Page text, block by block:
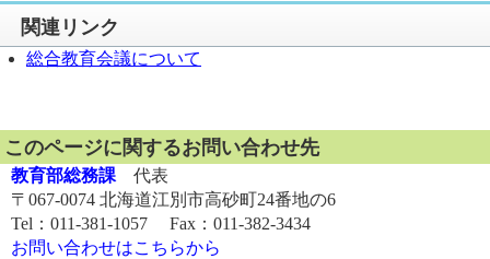
関連リンク
総合教育会議について
このページに関するお問い合わせ先
教育部総務課代表
〒067-0074 北海道江別市高砂町24番地の6
Tel：011-381-1057 Fax：011-382-3434
お問い合わせはこちらから